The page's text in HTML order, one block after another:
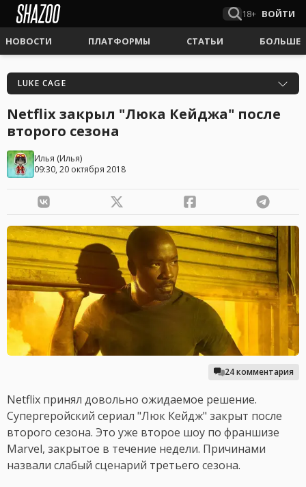
18+ ВОЙТИ
НОВОСТИ ПЛАТФОРМЫ СТАТЬИ БОЛЬШЕ
LUKE CAGE
Netflix закрыл "Люка Кейджа" после
второго сезона
Илья (Илья)
09:30, 20 октября 2018
24 комментария
Netflix принял довольно ожидаемое решение.
Супергеройский сериал "Люк Кейдж" закрыт после
второго сезона. Это уже второе шоу по франшизе
Marvel, закрытое в течение недели. Причинами
назвали слабый сценарий третьего сезона.